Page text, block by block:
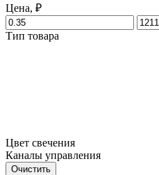
Цена, ₽
Тип товара
Цвет свечения
Каналы управления
Очистить